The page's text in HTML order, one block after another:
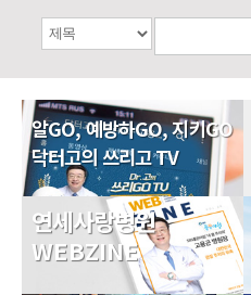
알GO, 예방하GO, 지키GO
닥터고의 쓰리고 TV
연세사랑병원
WEBZINE